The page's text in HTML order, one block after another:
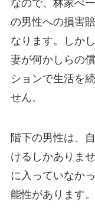
なので、林家ぺ
の男性への損害
なります。しか
妻が何かしらの
ションで生活を
せん。
階下の男性は、
けるしかありま
に入っていなか
能性があります。